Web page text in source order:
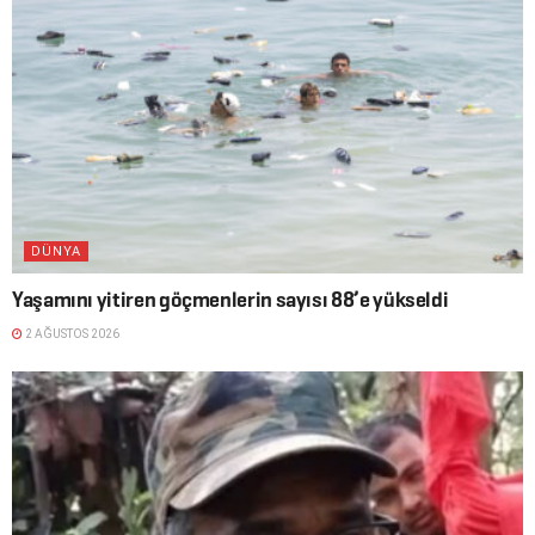
DÜNYA
Yaşamını yitiren göçmenlerin sayısı 88’e yükseldi
2 AĞUSTOS 2026